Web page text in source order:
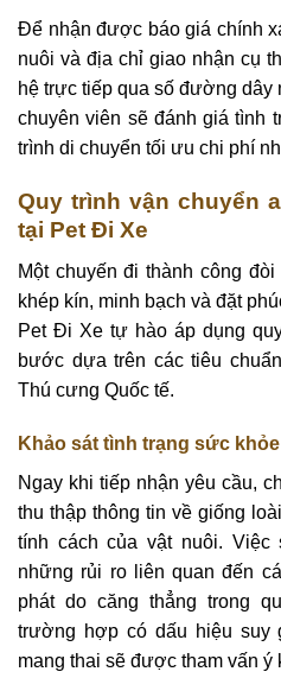
Để nhận được báo giá chính
nuôi và địa chỉ giao nhận cụ
hệ trực tiếp qua số đường dây
chuyên viên sẽ đánh giá tình
trình di chuyển tối ưu chi phí
Quy trình vận chuyển
tại Pet Đi Xe
Một chuyến đi thành công
khép kín, minh bạch và đặt
Pet Đi Xe tự hào áp dụng
bước dựa trên các tiêu
Thú cưng Quốc tế.
Khảo sát tình trạng sức
Ngay khi tiếp nhận yêu cầu,
thu thập thông tin về giống
tính cách của vật nuôi.
những rủi ro liên quan đến
phát do căng thẳng trong
trường hợp có dấu hiệu suy
mang thai sẽ được tham vấn ý